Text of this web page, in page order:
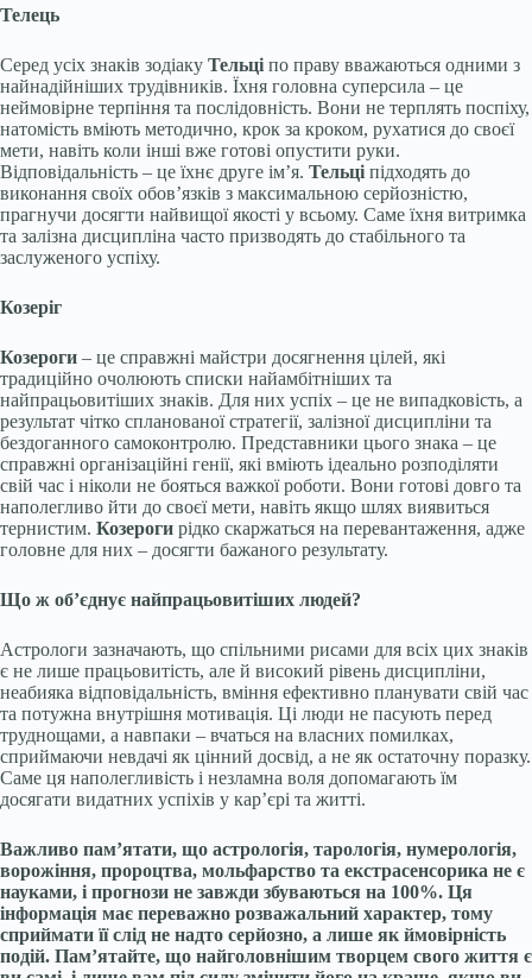
Телець
Серед усіх знаків зодіаку Тельці по праву вважаються одними з
найнадійніших трудівників. Їхня головна суперсила – це
неймовірне терпіння та послідовність. Вони не терплять поспіху,
натомість вміють методично, крок за кроком, рухатися до своєї
мети, навіть коли інші вже готові опустити руки.
Відповідальність – це їхнє друге ім’я. Тельці підходять до
виконання своїх обов’язків з максимальною серйозністю,
прагнучи досягти найвищої якості у всьому. Саме їхня витримка
та залізна дисципліна часто призводять до стабільного та
заслуженого успіху.
Козеріг
Козероги – це справжні майстри досягнення цілей, які
традиційно очолюють списки найамбітніших та
найпрацьовитіших знаків. Для них успіх – це не випадковість, а
результат чітко спланованої стратегії, залізної дисципліни та
бездоганного самоконтролю. Представники цього знака – це
справжні організаційні генії, які вміють ідеально розподіляти
свій час і ніколи не бояться важкої роботи. Вони готові довго та
наполегливо йти до своєї мети, навіть якщо шлях виявиться
тернистим. Козероги рідко скаржаться на перевантаження, адже
головне для них – досягти бажаного результату.
Що ж об’єднує найпрацьовитіших людей?
Астрологи зазначають, що спільними рисами для всіх цих знаків
є не лише працьовитість, але й високий рівень дисципліни,
неабияка відповідальність, вміння ефективно планувати свій час
та потужна внутрішня мотивація. Ці люди не пасують перед
труднощами, а навпаки – вчаться на власних помилках,
сприймаючи невдачі як цінний досвід, а не як остаточну поразку.
Саме ця наполегливість і незламна воля допомагають їм
досягати видатних успіхів у кар’єрі та житті.
Важливо пам’ятати, що астрологія, тарологія, нумерологія,
ворожіння, пророцтва, мольфарство та екстрасенсорика не є
науками, і прогнози не завжди збуваються на 100%. Ця
інформація має переважно розважальний характер, тому
сприймати її слід не надто серйозно, а лише як ймовірність
подій. Пам’ятайте, що найголовнішим творцем свого життя є